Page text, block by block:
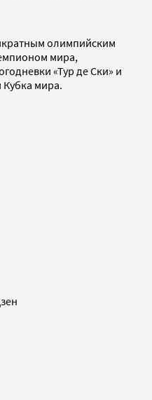
олимпийским
мира,
«Тур де Ски» и
мира.